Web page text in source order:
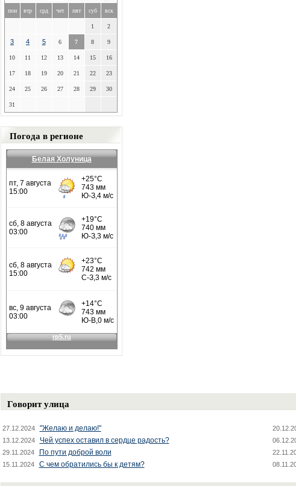
пон втр срд чет пят суб вск
1 2
3 4 5 6 7 8 9
10 11 12 13 14 15 16
17 18 19 20 21 22 23
24 25 26 27 28 29 30
31
Погода в регионе
Белая Холуница
Говорит улица
27.12.2024 "Желаю и делаю!"
13.12.2024 Чей успех оставил в сердце радость?
29.11.2024 По пути доброй воли
15.11.2024 С чем обратились бы к детям?